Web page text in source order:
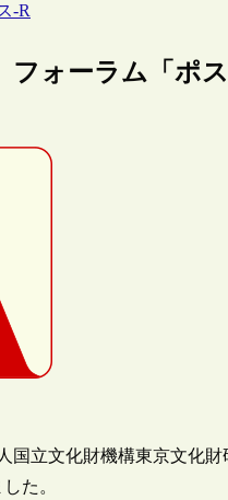
-R
フォーラム「ポ
国立文化財機構東京文化
た。